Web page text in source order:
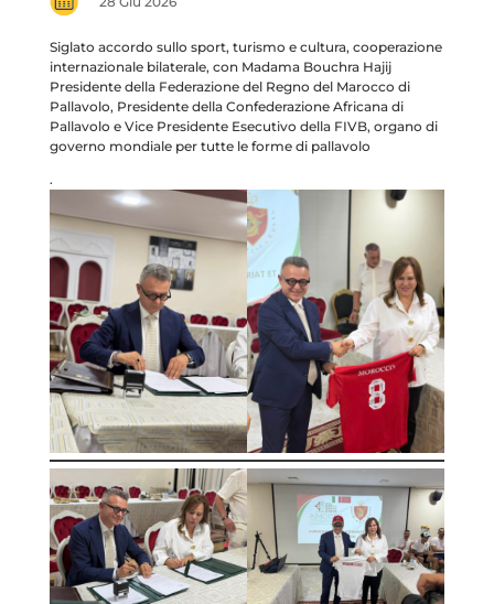
Siglato accordo sullo sport, turismo e cultura, cooperazione
internazionale bilaterale, con Madama Bouchra Hajij
Presidente della Federazione del Regno del Marocco di
Pallavolo, Presidente della Confederazione Africana di
Pallavolo e Vice Presidente Esecutivo della FIVB, organo di
governo mondiale per tutte le forme di pallavolo
.